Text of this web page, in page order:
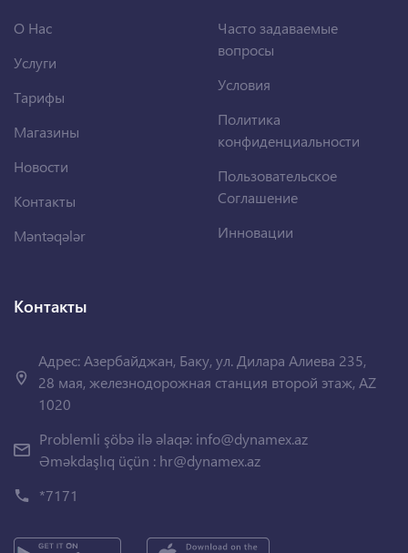
О Нас
Услуги
Тарифы
Магазины
Новости
Контакты
Məntəqələr
Часто задаваемые
вопросы
Условия
Политика
конфиденциальности
Пользовательское
Соглашение
Инновации
Контакты
Адрес: Азербайджан, Баку, ул. Дилара Алиева 235,
28 мая, железнодорожная станция второй этаж, AZ
1020
Problemli şöbə ilə əlaqə: info@dynamex.az
Əməkdaşlıq üçün : hr@dynamex.az
*7171